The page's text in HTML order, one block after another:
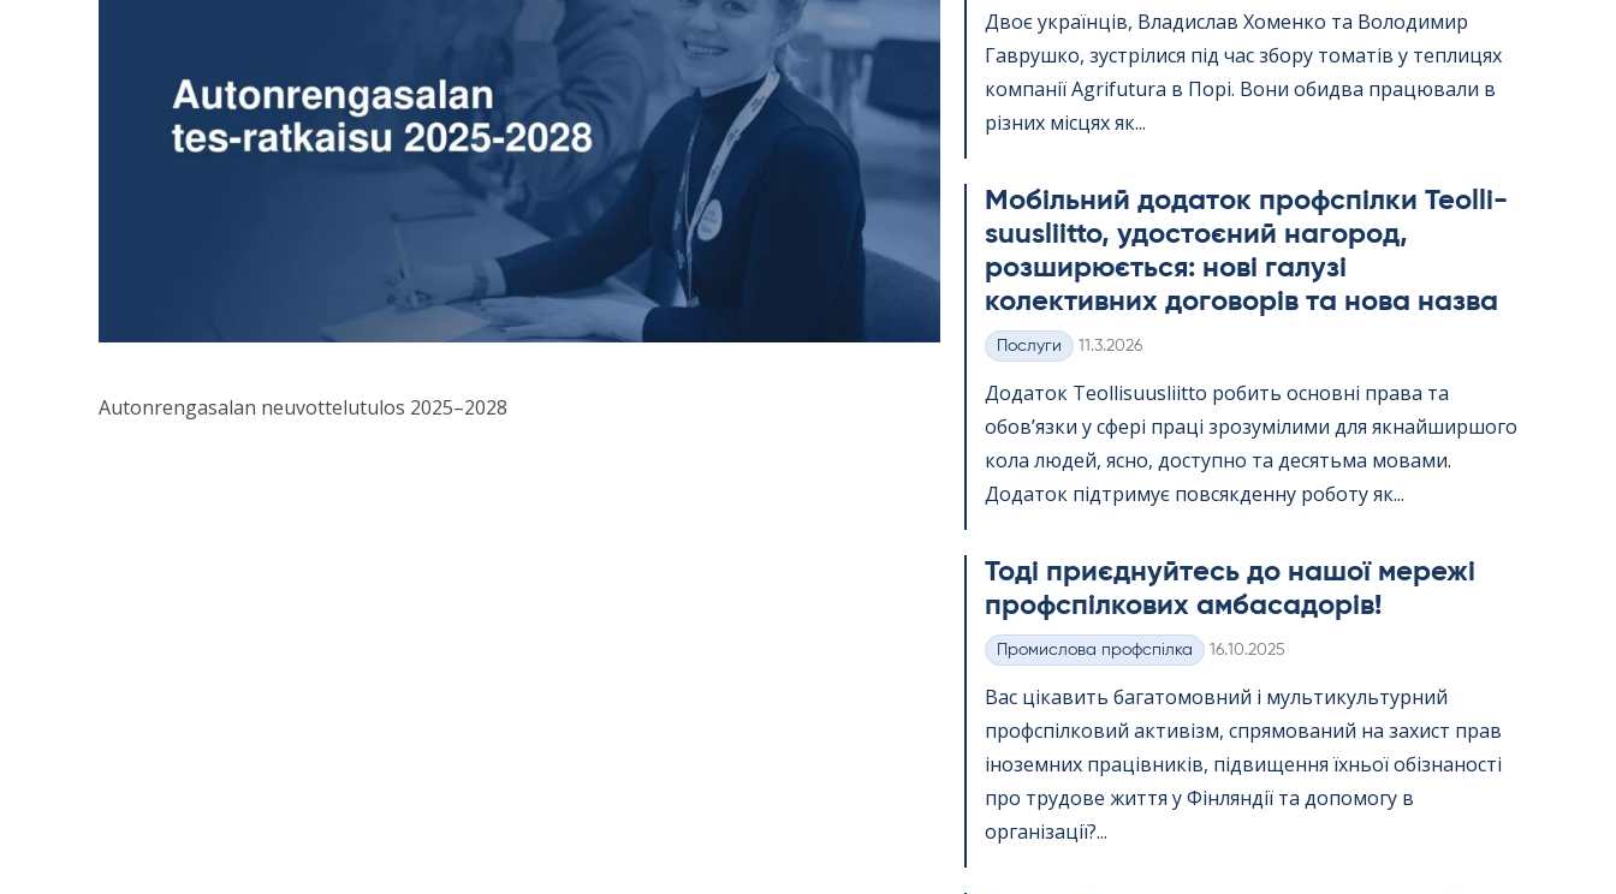
Autonrengasalan neuvottelutulos 2025–2028
Двоє українців, Владислав Хоменко та Володимир
Гаврушко, зустрілися під час збору томатів у теплицях
компанії Agri­fu­tura в Порі. Вони обидва працювали в
різних місцях як...
Мобільний додаток профспілки Teol­li­
suus­liitto, удостоєний нагород,
розширюється: нові галузі
колективних договорів та нова назва
Категорії
Послуги Kirjoitettu
11.3.2026
Додаток Teol­li­suus­liitto робить основні права та
обов’язки у сфері праці зрозумілими для якнайширшого
кола людей, ясно, доступно та десятьма мовами.
Додаток підтримує повсякденну роботу як...
Тоді приєднуйтесь до нашої мережі
профспілкових амбасадорів!
Категорії
Промислова профспілка Kirjoitettu
16.10.2025
Вас цікавить багатомовний і мультикультурний
профспілковий активізм, спрямований на захист прав
іноземних працівників, підвищення їхньої обізнаності
про трудове життя у Фінляндії та допомогу в
організації?...